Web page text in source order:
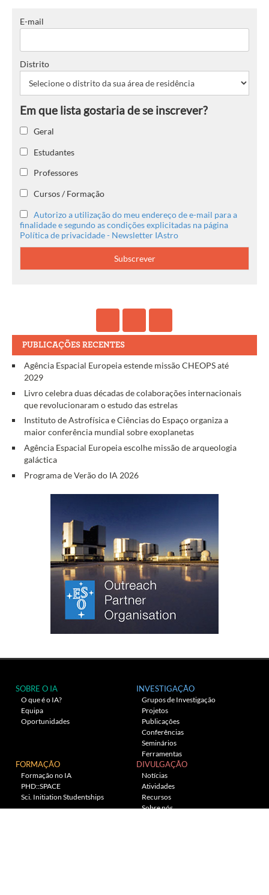
E-mail
Distrito
Geral
Estudantes
Professores
Cursos / Formação
Autorizo a utilização do meu endereço de e-mail para a
finalidade e segundo as condições explicitadas na página
Política de privacidade - Newsletter IAstro
PUBLICAÇÕES RECENTES
Agência Espacial Europeia estende missão CHEOPS até
2029
Livro celebra duas décadas de colaborações internacionais
que revolucionaram o estudo das estrelas
Instituto de Astrofísica e Ciências do Espaço organiza a
maior conferência mundial sobre exoplanetas
Agência Espacial Europeia escolhe missão de arqueologia
galáctica
Programa de Verão do IA 2026
SOBRE O IA
O que é o IA?
Equipa
Oportunidades
INVESTIGAÇÃO
Grupos de Investigação
Projetos
Publicações
Conferências
Seminários
Ferramentas
FORMAÇÃO
Formação no IA
PHD::SPACE
Sci. Initiation Studentships
DIVULGAÇÃO
Notícias
Atividades
Recursos
Sobre nós